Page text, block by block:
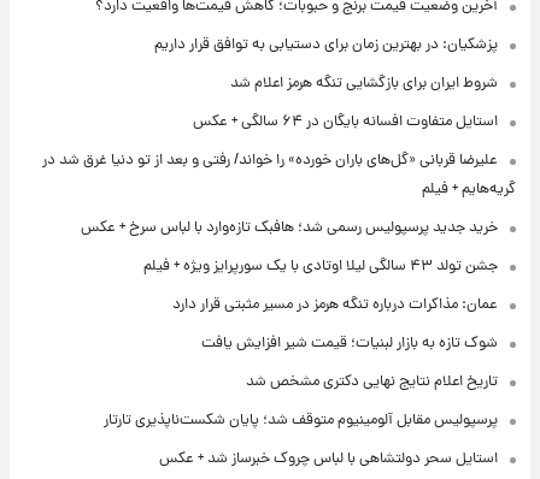
آخرین وضعیت قیمت برنج و حبوبات؛ کاهش قیمت‌ها واقعیت دارد؟
پزشکیان: در بهترین زمان برای دستیابی به توافق قرار داریم
شروط ایران برای بازگشایی تنگه هرمز اعلام شد
استایل متفاوت افسانه بایگان در ۶۴ سالگی + عکس
علیرضا قربانی «گل‌های باران خورده» را خواند/ رفتی و بعد از تو دنیا غرق شد در
گریه‌هایم + فیلم
خرید جدید پرسپولیس رسمی شد؛ هافبک تازه‌وارد با لباس سرخ + عکس
جشن تولد ۴۳ سالگی لیلا اوتادی با یک سورپرایز ویژه + فیلم
عمان: مذاکرات درباره تنگه هرمز در مسیر مثبتی قرار دارد
شوک تازه به بازار لبنیات؛ قیمت شیر افزایش یافت
تاریخ اعلام نتایج نهایی دکتری مشخص شد
پرسپولیس مقابل آلومینیوم متوقف شد؛ پایان شکست‌ناپذیری تارتار
استایل سحر دولتشاهی با لباس چروک خبرساز شد + عکس